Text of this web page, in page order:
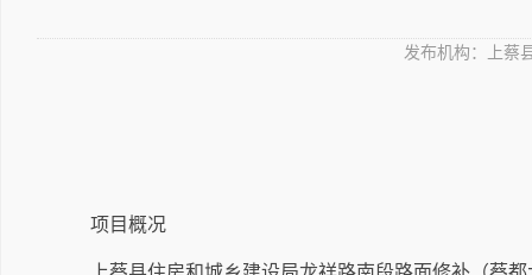
发布机构： 上蔡
项目概况